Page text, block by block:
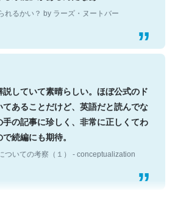
説していて素晴らしい。ほぼ公式のド
てあることだけど、英語だと読んでな
手の記事に珍しく、非常に正しくてわ
続編にも期待。